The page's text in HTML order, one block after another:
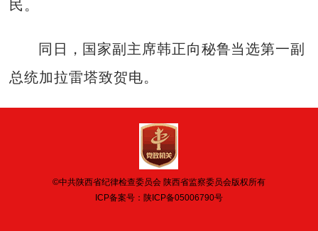
民。
同日，国家副主席韩正向秘鲁当选第一副
总统加拉雷塔致贺电。
©中共陕西省纪律检查委员会 陕西省监察委员会版权所有
ICP备案号： 陕ICP备05006790号